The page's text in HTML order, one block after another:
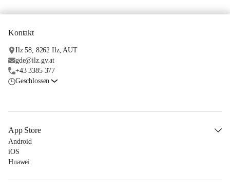
Kontakt
Ilz 58, 8262 Ilz, AUT
gde@ilz.gv.at
+43 3385 377
Geschlossen
App Store
Android
iOS
Huawei